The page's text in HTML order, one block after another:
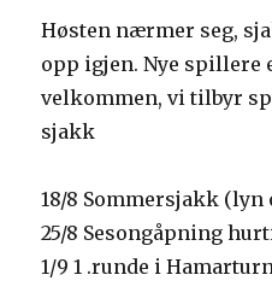
Høsten nærmer seg,
opp igjen. Nye spillere
velkommen, vi tilbyr
sjakk
18/8 Sommersjakk
25/8 Sesongåpning
1/9 1 .runde i